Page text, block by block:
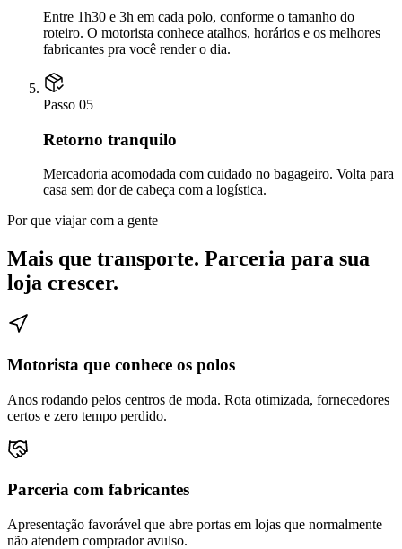
Entre 1h30 e 3h em cada polo, conforme o tamanho do
roteiro. O motorista conhece atalhos, horários e os melhores
fabricantes pra você render o dia.
Passo 05
Retorno tranquilo
Mercadoria acomodada com cuidado no bagageiro. Volta para
casa sem dor de cabeça com a logística.
Por que viajar com a gente
Mais que transporte. Parceria para sua
loja crescer.
Motorista que conhece os polos
Anos rodando pelos centros de moda. Rota otimizada, fornecedores
certos e zero tempo perdido.
Parceria com fabricantes
Apresentação favorável que abre portas em lojas que normalmente
não atendem comprador avulso.